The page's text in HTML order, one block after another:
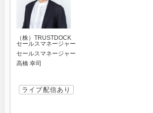
（株）TRUSTDOCK
セールスマネージャー
セールスマネージャー
高橋 幸司
ライブ配信あり